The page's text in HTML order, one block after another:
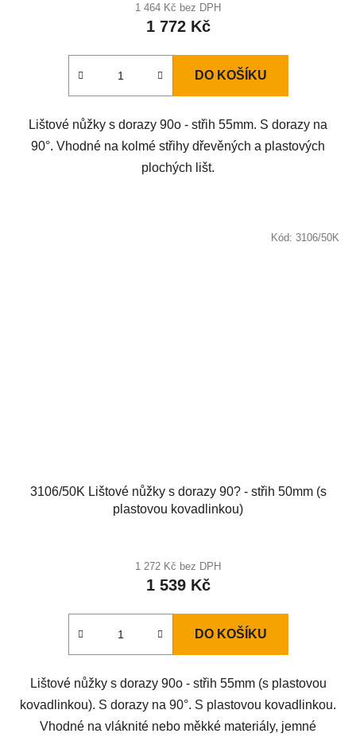
1 464 Kč bez DPH
1 772 Kč
DO KOŠÍKU
Lištové nůžky s dorazy 90o - střih 55mm. S dorazy na
90°. Vhodné na kolmé střihy dřevěných a plastových
plochých lišt.
3106/50K Lištové nůžky s dorazy 90? - střih 50mm (s
plastovou kovadlinkou)
1 272 Kč bez DPH
1 539 Kč
DO KOŠÍKU
Lištové nůžky s dorazy 90o - střih 55mm (s plastovou
kovadlinkou). S dorazy na 90°. S plastovou kovadlinkou.
Vhodné na vláknité nebo měkké materiály, jemné
Kód: 3106/50K